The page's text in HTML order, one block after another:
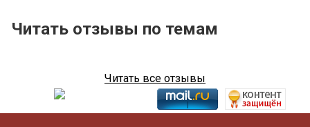
Читать отзывы по темам
Читать все отзывы